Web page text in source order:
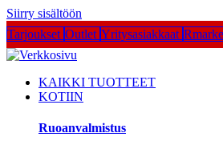
Siirry sisältöön
Tarjoukset Outlet Yritysasiakkaat
KAIKKI TUOTTEET
KOTIIN
Ruoanvalmistus